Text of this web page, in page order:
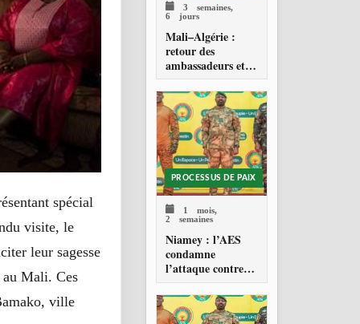
spécial
visite, le
leur sagesse
Mali. Ces
ville
3 semaines,
6 jours
Mali–Algérie :
retour des
ambassadeurs et
réouverture des
espaces aériens
PROCESSUS DE PAIX
1 mois,
2 semaines
Niamey : l’AES
condamne
l’attaque contre
l’aéroport Diori
Hamani